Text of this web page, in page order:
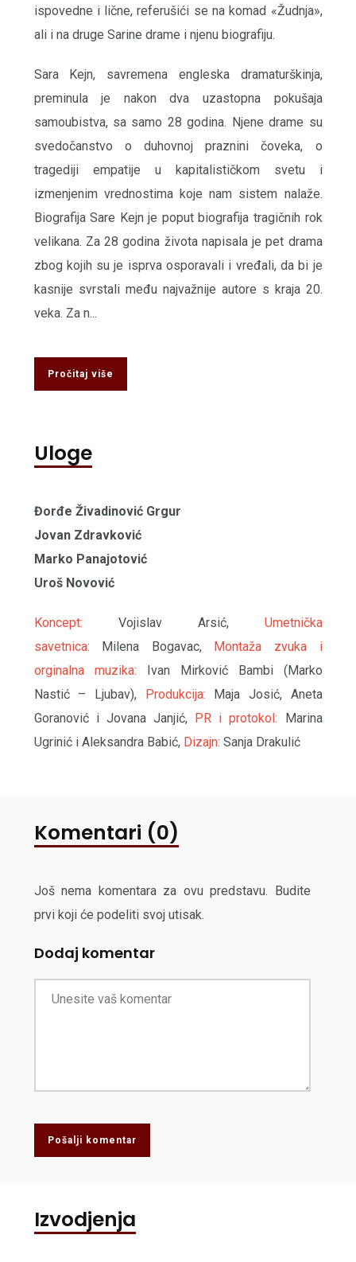
ispovedne i lične, referušići se na komad «Žudnja»,
ali i na druge Sarine drame i njenu biografiju.
Sara Kejn, savremena engleska dramaturškinja,
preminula je nakon dva uzastopna pokušaja
samoubistva, sa samo 28 godina. Njene drame su
svedočanstvo o duhovnoj praznini čoveka, o
tragediji empatije u kapitalističkom svetu i
izmenjenim vrednostima koje nam sistem nalaže.
Biografija Sare Kejn je poput biografija tragičnih rok
velikana. Za 28 godina života napisala je pet drama
zbog kojih su je isprva osporavali i vređali, da bi je
kasnije svrstali među najvažnije autore s kraja 20.
veka. Za n...
Pročitaj više
Uloge
Đorđe Živadinović Grgur
Jovan Zdravković
Marko Panajotović
Uroš Novović
Koncept: Vojislav Arsić,Umetnička
savetnica: Milena Bogavac,
Montaža zvuka i
orginalna muzika: Ivan Mirković Bambi (Marko
Nastić – Ljubav),
Produkcija:
Maja Josić, Aneta
Goranović i Jovana Janjić,
PR i protokol:
Marina
Ugrinić i Aleksandra Babić, Dizajn: Sanja Drakulić
Komentari (0)
Još nema komentara za ovu predstavu. Budite
prvi koji će podeliti svoj utisak.
Dodaj komentar
Pošalji komentar
Izvodjenja